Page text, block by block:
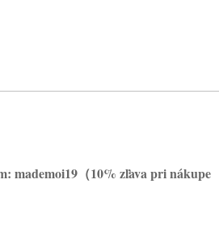
mademoi19（10% zľava pri nákupe